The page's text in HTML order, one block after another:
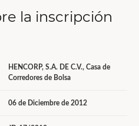
la inscripción
HENCORP, S.A. DE C.V., Casa de
Corredores de Bolsa
06 de Diciembre de 2012